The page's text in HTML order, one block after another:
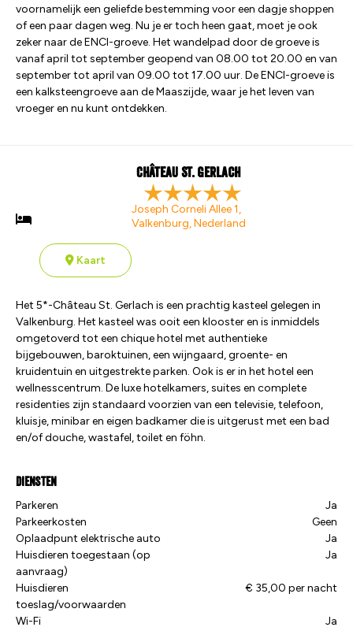
voornamelijk een geliefde bestemming voor een dagje shoppen
of een paar dagen weg. Nu je er toch heen gaat, moet je ook
zeker naar de ENCI-groeve. Het wandelpad door de groeve is
vanaf april tot september geopend van 08.00 tot 20.00 en van
september tot april van 09.00 tot 17.00 uur. De ENCI-groeve is
een kalksteengroeve aan de Maaszijde, waar je het leven van
vroeger en nu kunt ontdekken.
Château St. Gerlach
Joseph Corneli Allee 1,
Valkenburg, Nederland
Kaart
Het 5*-Château St. Gerlach is een prachtig kasteel gelegen in
Valkenburg. Het kasteel was ooit een klooster en is inmiddels
omgetoverd tot een chique hotel met authentieke
bijgebouwen, baroktuinen, een wijngaard, groente- en
kruidentuin en uitgestrekte parken. Ook is er in het hotel een
wellnesscentrum. De luxe hotelkamers, suites en complete
residenties zijn standaard voorzien van een televisie, telefoon,
kluisje, minibar en eigen badkamer die is uitgerust met een bad
en/of douche, wastafel, toilet en föhn.
Diensten
Parkeren
Ja
Parkeerkosten
Geen
Oplaadpunt elektrische auto
Ja
Huisdieren toegestaan (op
aanvraag)
Ja
Huisdieren
toeslag/voorwaarden
€ 35,00 per nacht
Wi-Fi Ja